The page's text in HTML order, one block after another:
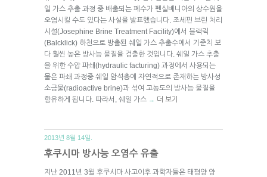
일 가스 추출 과정 중 배출되는 폐수가 펜실베니아의 상수원을
오염시킬 수도 있다는 사실을 발표했습니다. 조세핀 브린 처리
시설(Josephine Brine Treatment Facility)에서 블랙릭
(Balcklick) 하천으로 방출된 쉐일 가스 추출수에서 기준치 보
다 훨씬 높은 방사능 물질을 검출한 것입니다. 쉐일 가스 추출
을 위한 수압 파쇄(hydraulic facturing) 과정에서 사용되는
물은 파쇄 과정중 쉐일 암석층에 자연적으로 존재하는 방사성
소금물(radioactive brine)과 섞여 고농도의 방사능 물질을
함유하게 됩니다. 따라서, 쉐일 가스 → 더 보기
2013년 8월 14일.
후쿠시마 방사능 오염수 유출
지난 2011년 3월 후쿠시마 사고이후 과학자들은 태평양 양